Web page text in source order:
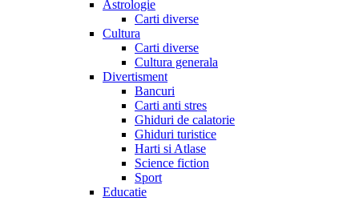
Astrologie
Carti diverse
Cultura
Carti diverse
Cultura generala
Divertisment
Bancuri
Carti anti stres
Ghiduri de calatorie
Ghiduri turistice
Harti si Atlase
Science fiction
Sport
Educatie